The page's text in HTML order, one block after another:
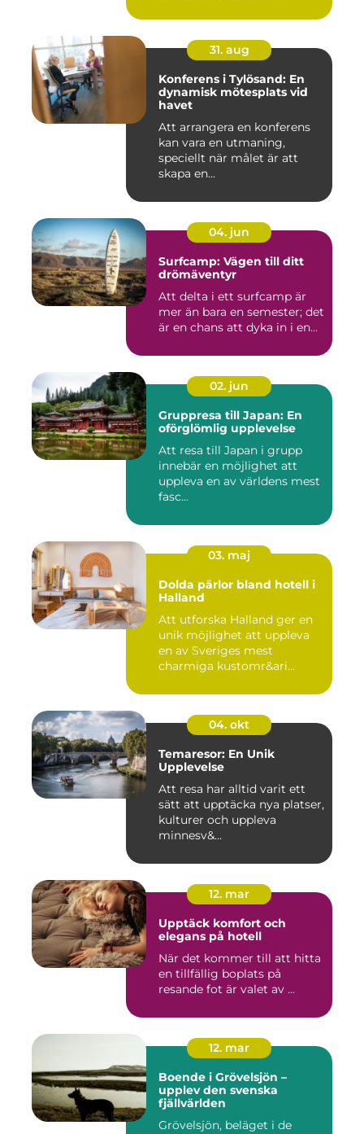
31. aug
Konferens i Tylösand: En
dynamisk mötesplats vid
havet
Att arrangera en konferens
kan vara en utmaning,
speciellt när målet är att
skapa en...
04. jun
Surfcamp: Vägen till ditt
drömäventyr
Att delta i ett surfcamp är
mer än bara en semester; det
är en chans att dyka in i en...
02. jun
Gruppresa till Japan: En
oförglömlig upplevelse
Att resa till Japan i grupp
innebär en möjlighet att
uppleva en av världens mest
fasc...
03. maj
Dolda pärlor bland hotell i
Halland
Att utforska Halland ger en
unik möjlighet att uppleva
en av Sveriges mest
charmiga kustomr&ari...
04. okt
Temaresor: En Unik
Upplevelse
Att resa har alltid varit ett
sätt att upptäcka nya platser,
kulturer och uppleva
minnesv&...
12. mar
Upptäck komfort och
elegans på hotell
När det kommer till att hitta
en tillfällig boplats på
resande fot är valet av ...
12. mar
Boende i Grövelsjön –
upplev den svenska
fjällvärlden
Grövelsjön, beläget i de